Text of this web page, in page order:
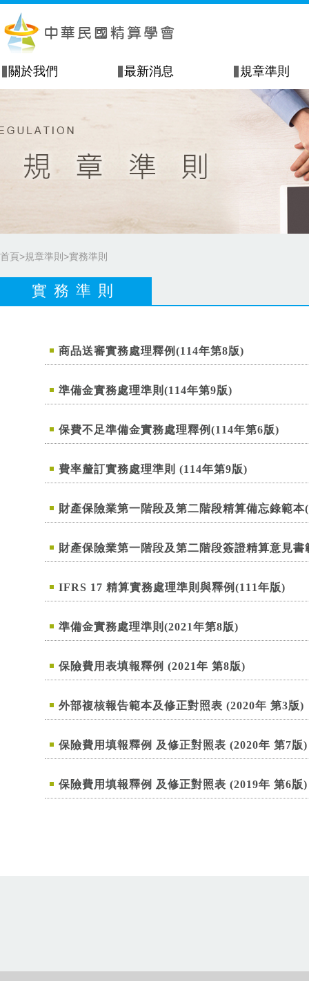
關於我們 最新消息 規章準則
首頁>規章準則 >實務準則
實務準則
商品送審實務處理釋例(114年第8版)
準備金實務處理準則(114年第9版)
保費不足準備金實務處理釋例(114年第6版)
費率釐訂實務處理準則 (114年第9版)
財產保險業第一階段及第二階段精算備忘錄範本
財產保險業第一階段及第二階段簽證精算意見書
IFRS 17 精算實務處理準則與釋例(111年版)
準備金實務處理準則(2021年第8版)
保險費用表填報釋例 (2021年 第8版)
外部複核報告範本及修正對照表 (2020年 第3版)
保險費用填報釋例 及修正對照表 (2020年 第7版)
保險費用填報釋例 及修正對照表 (2019年 第6版)